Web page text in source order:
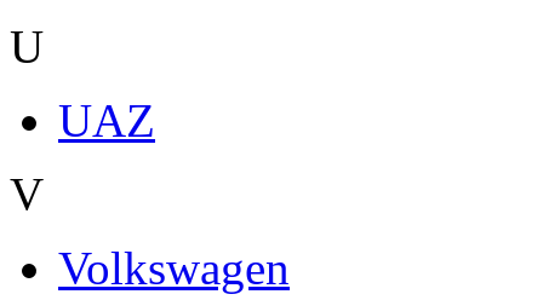
U
UAZ
V
Volkswagen